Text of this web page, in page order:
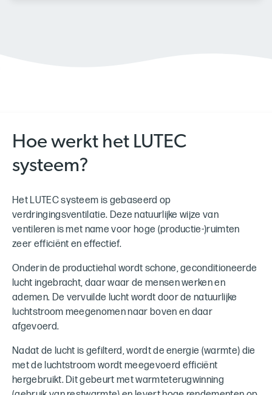
Hoe werkt het LUTEC
systeem?
Het LUTEC systeem is gebaseerd op
verdringingsventilatie. Deze natuurlijke wijze van
ventileren is met name voor hoge (productie-)ruimten
zeer efficiënt en effectief.
Onderin de productiehal wordt schone, geconditioneerde
lucht ingebracht, daar waar de mensen werken en
ademen. De vervuilde lucht wordt door de natuurlijke
luchtstroom meegenomen naar boven en daar
afgevoerd.
Nadat de lucht is gefilterd, wordt de energie (warmte) die
met de luchtstroom wordt meegevoerd efficiënt
hergebruikt. Dit gebeurt met warmteterugwinning